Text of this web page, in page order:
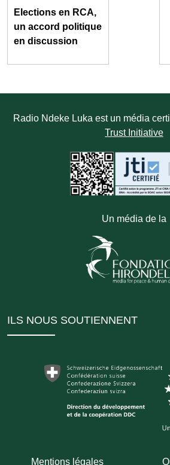
Elections en RCA,
un accord politique
en discussion
Radio Ndeke Luka est un média
Trust Initiative
Un média de la
ILS NOUS SOUTIENNENT
Mentions légales